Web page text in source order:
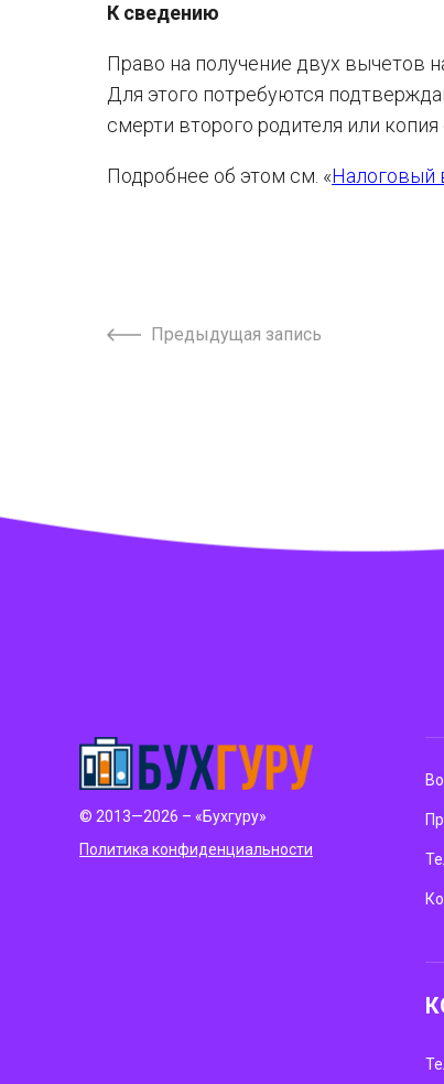
К сведению
Право на получение двух вычетов
Для этого потребуются
смерти второго родителя или
Подробнее об этом см. «Налоговый
Предыдущая запись
© 2013—2026 – «Бухгуру»
Политика конфиденциальности